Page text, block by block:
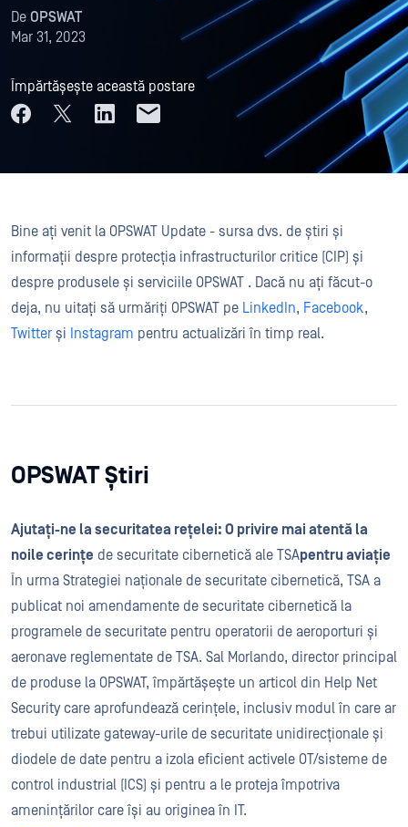
De OPSWAT
Mar 31, 2023
Împărtășește această postare
Bine ați venit la OPSWAT Update - sursa dvs. de știri și
informații despre protecția infrastructurilor critice (CIP) și
despre produsele și serviciile OPSWAT . Dacă nu ați făcut-o
deja, nu uitați să urmăriți OPSWAT pe LinkedIn, Facebook,
Twitter și Instagram pentru actualizări în timp real.
OPSWAT Știri
Ajutați-ne la securitatea rețelei: O privire mai atentă la
noile cerințe de securitate cibernetică ale TSApentru aviație
În urma Strategiei naționale de securitate cibernetică, TSA a
publicat noi amendamente de securitate cibernetică la
programele de securitate pentru operatorii de aeroporturi și
aeronave reglementate de TSA. Sal Morlando, director principal
de produse la OPSWAT, împărtășește un articol din Help Net
Security care aprofundează cerințele, inclusiv modul în care ar
trebui utilizate gateway-urile de securitate unidirecționale și
diodele de date pentru a izola eficient activele OT/sisteme de
control industrial (ICS) și pentru a le proteja împotriva
amenințărilor care își au originea în IT.